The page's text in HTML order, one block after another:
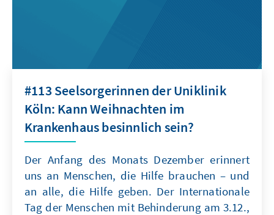
#113 Seelsorgerinnen der Uniklinik
Köln: Kann Weihnachten im
Krankenhaus besinnlich sein?
Der Anfang des Monats Dezember erinnert
uns an Menschen, die Hilfe brauchen – und
an alle, die Hilfe geben. Der Internationale
Tag der Menschen mit Behinderung am 3.12.,